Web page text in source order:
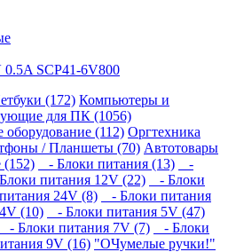
SCP41-6V800
(172) Компьютеры и
для ПК (1056)
оборудование (112) Оргтехника
/ Планшеты (70) Автотовары
(152) - Блоки питания (13)
-
питания 12V (22)
- Блоки
24V (8)
- Блоки питания
(10)
- Блоки питания 5V (47)
- Блоки питания 7V (7)
- Блоки
9V (16) "ОЧумелые ручки!"